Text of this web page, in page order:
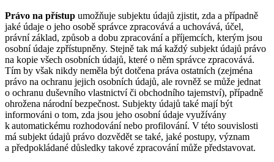
Právo na přístup umožňuje subjektu údajů zjistit, zda a případně
jaké údaje o jeho osobě správce zpracovává a uchovává, účel,
právní základ, způsob a dobu zpracování a příjemcích, kterým jsou
osobní údaje zpřístupněny. Stejně tak má každý subjekt údajů právo
na kopie všech osobních údajů, které o něm správce zpracovává.
Tím by však nikdy neměla být dotčena práva ostatních (zejména
právo na ochranu jejich osobních údajů, ale rovněž se může jednat
o ochranu duševního vlastnictví či obchodního tajemství), případně
ohrožena národní bezpečnost. Subjekty údajů také mají být
informováni o tom, zda jsou jeho osobní údaje využívány
k automatickému rozhodování nebo profilování. V této souvislosti
má subjekt údajů právo dozvědět se také, jaké postupy, význam
a předpokládané důsledky takové zpracování může představovat.